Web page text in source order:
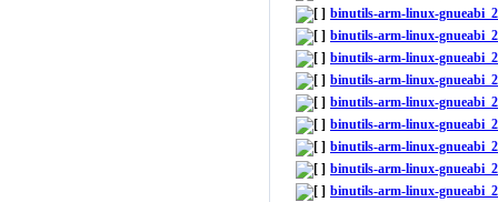
binutils-arm-linux-
binutils-arm-linux-
binutils-arm-linux-
binutils-arm-linux-
binutils-arm-linux-
binutils-arm-linux-
binutils-arm-linux-
binutils-arm-linux-
binutils-arm-linux-